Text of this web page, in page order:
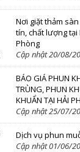
Nơi giặt thảm
tín, chất lượng tại
Phòng
Cập nhật 20/08/
BÁO GIÁ PHUN
TRÙNG, PHUN
KHUẨN TẠI HẢI
Cập nhật 25/07/
Dịch vụ phun
Cập nhật 01/06/